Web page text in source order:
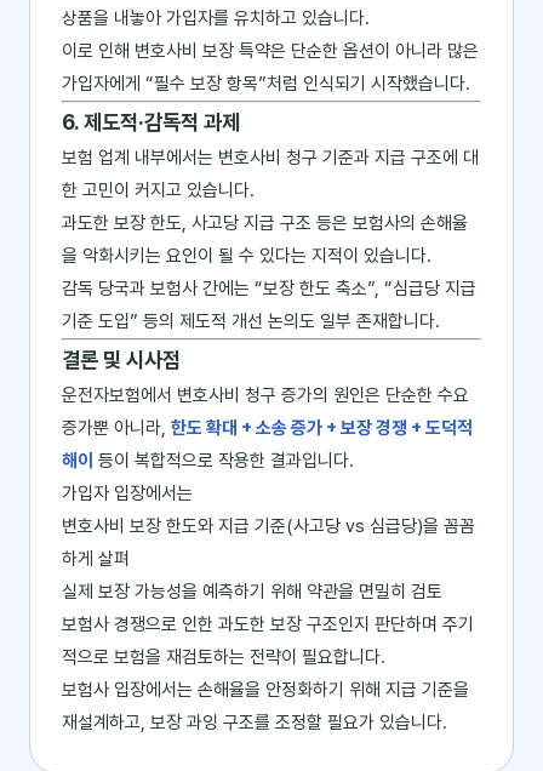
상품을 내놓아 가입자를 유치하고 있습니다.
이로 인해 변호사비 보장 특약은 단순한 옵션이 아니라 많은
가입자에게 “필수 보장 항목”처럼 인식되기 시작했습니다.
6. 제도적·감독적 과제
보험 업계 내부에서는 변호사비 청구 기준과 지급 구조에 대
한 고민이 커지고 있습니다.
과도한 보장 한도, 사고당 지급 구조 등은 보험사의 손해율
을 악화시키는 요인이 될 수 있다는 지적이 있습니다.
감독 당국과 보험사 간에는 “보장 한도 축소”, “심급당 지급
기준 도입” 등의 제도적 개선 논의도 일부 존재합니다.
결론 및 시사점
운전자보험에서 변호사비 청구 증가의 원인은 단순한 수요
증가뿐 아니라, 한도 확대 + 소송 증가 + 보장 경쟁 + 도덕적
해이 등이 복합적으로 작용한 결과입니다.
가입자 입장에서는
변호사비 보장 한도와 지급 기준(사고당 vs 심급당)을 꼼꼼
하게 살펴
실제 보장 가능성을 예측하기 위해 약관을 면밀히 검토
보험사 경쟁으로 인한 과도한 보장 구조인지 판단하며 주기
적으로 보험을 재검토하는 전략이 필요합니다.
보험사 입장에서는 손해율을 안정화하기 위해 지급 기준을
재설계하고, 보장 과잉 구조를 조정할 필요가 있습니다.